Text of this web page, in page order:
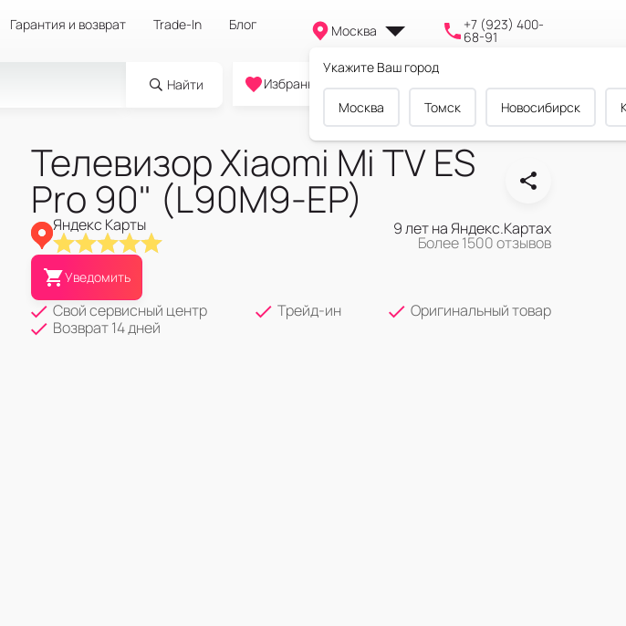
Гарантия и возврат Trade-In Блог Москва
Укажите Ваш город
Москва Томск Новосибирск
+7 (923) 400-
68-91
Найти
0
Избранное Cравнение Корзина
Телевизор Xiaomi Mi TV ES
Pro 90" (L90M9-EP)
Яндекс Карты 9 лет на Яндекс.Картах
Более 1500 отзывов
Уведомить
Свой сервисный центр Трейд-ин
Оригинальный товар
Возврат 14 дней